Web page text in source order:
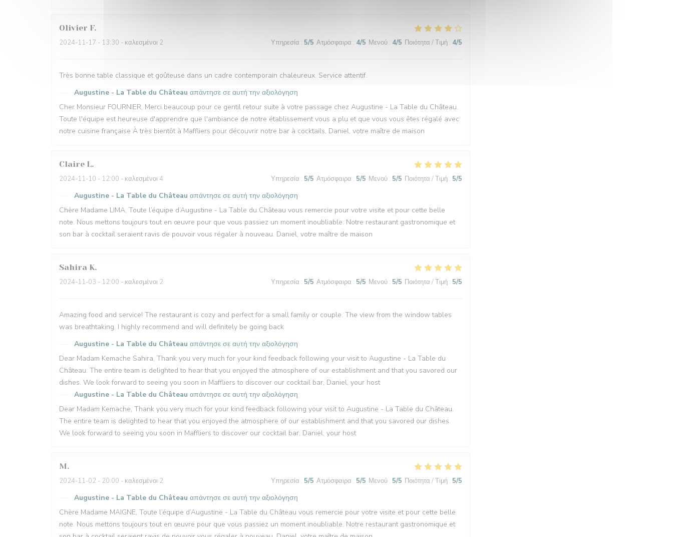
Olivier F
2024-11-17 - 13:30 - καλεσμένοι 2 Υπηρεσία : 5/5 Ατμόσφαιρα : 4/5 Μενού : 4/5 Ποιότητα / Τιμή : 4/5
Très bonne table classique et goûteuse dans un cadre contemporain chaleureux. Service attentif.
Augustine - La Table du Château απάντησε σε αυτή την αξιολόγηση
Cher Monsieur FOURNIER, Merci beaucoup pour ce gentil retour suite à votre passage chez Augustine - La Table du Château.
Toute l'équipe est heureuse d'apprendre que l'ambiance de notre établissement vous a plu et que vous vous êtes régalé avec
notre cuisine française À très bientôt à Maffliers pour découvrir notre bar à cocktails, Daniel, votre maître de maison
Claire L
2024-11-10 - 12:00 - καλεσμένοι 4 Υπηρεσία : 5/5 Ατμόσφαιρα : 5/5 Μενού : 5/5 Ποιότητα / Τιμή : 5/5
Augustine - La Table du Château απάντησε σε αυτή την αξιολόγηση
Chère Madame LIMA, Toute l’équipe d’Augustine - La Table du Château vous remercie pour votre visite et pour cette belle
note. Nous mettons toujours tout en œuvre pour que vous passiez un moment inoubliable. Notre restaurant gastronomique et
son bar à cocktail seraient ravis de pouvoir vous régaler à nouveau. Daniel, votre maître de maison
Sahira K
2024-11-03 - 12:00 - καλεσμένοι 2 Υπηρεσία : 5/5 Ατμόσφαιρα : 5/5 Μενού : 5/5 Ποιότητα / Τιμή : 5/5
Amazing food and service! The restaurant is cozy and perfect for a small family or couple. The view from the window tables
was breathtaking. I highly recommend and will definitely be going back
Augustine - La Table du Château απάντησε σε αυτή την αξιολόγηση
Dear Madam Kemache Sahira, Thank you very much for your kind feedback following your visit to Augustine - La Table du
Château. The entire team is delighted to hear that you enjoyed the atmosphere of our establishment and that you savored our
dishes. We look forward to seeing you soon in Maffliers to discover our cocktail bar, Daniel, your host
Augustine - La Table du Château απάντησε σε αυτή την αξιολόγηση
Dear Madam Kemache, Thank you very much for your kind feedback following your visit to Augustine - La Table du Château.
The entire team is delighted to hear that you enjoyed the atmosphere of our establishment and that you savored our dishes.
We look forward to seeing you soon in Maffliers to discover our cocktail bar, Daniel, your host
M
2024-11-02 - 20:00 - καλεσμένοι 2 Υπηρεσία : 5/5 Ατμόσφαιρα : 5/5 Μενού : 5/5 Ποιότητα / Τιμή : 5/5
Augustine - La Table du Château απάντησε σε αυτή την αξιολόγηση
Chère Madame MAIGNE, Toute l’équipe d’Augustine - La Table du Château vous remercie pour votre visite et pour cette belle
note. Nous mettons toujours tout en œuvre pour que vous passiez un moment inoubliable. Notre restaurant gastronomique et